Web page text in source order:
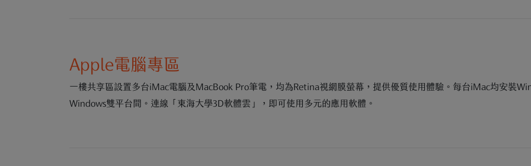
Apple電腦專區
一樓共享區設置多台iMac電腦及MacBook Pro筆電，均為Retina視網膜螢幕，提供優質使用體驗。每台iMac均安裝
Windows雙平台間。連線「東海大學3D軟體雲」，即可使用多元的應用軟體。